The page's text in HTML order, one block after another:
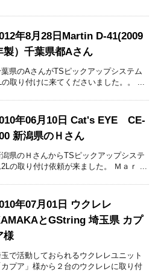
年8月28日Martin D-41(2009
製）千葉県都Aさん
県のAさんがTSピックアップシステム
の取り付けに来てくださいました。。 ...
年06月10日 Cat's EYE CE-
新潟県のＨさん
潟県のＨさんからTSピックアップシステ
の取り付け依頼が来ました。 Ｍａｒ ...
年07月01日 ウクレレ
とGString 埼玉県 カプ
様
で活動しておられるウクレレユニット
カプア」様から２台のウクレレに取り付